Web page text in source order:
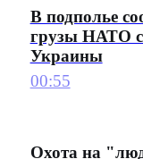
В подполье
грузы НАТО
Украины
00:55
Охота на